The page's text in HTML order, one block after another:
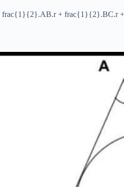
+ frac{1}{2}.BC.r